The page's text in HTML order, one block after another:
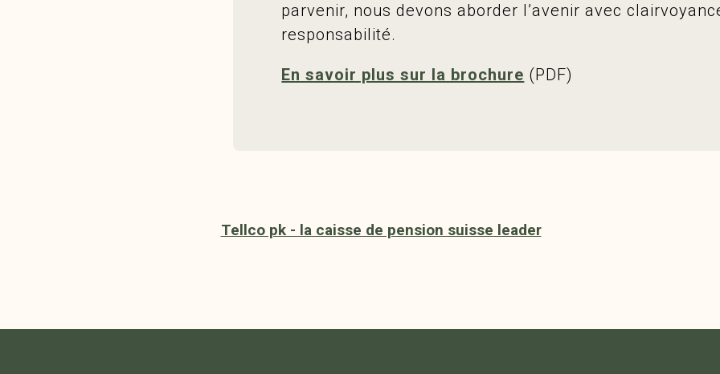
parvenir, nous devons aborder l’avenir avec
responsabilité.
En savoir plus sur la brochure (PDF)
Tellco pk - la caisse de pension suisse leader